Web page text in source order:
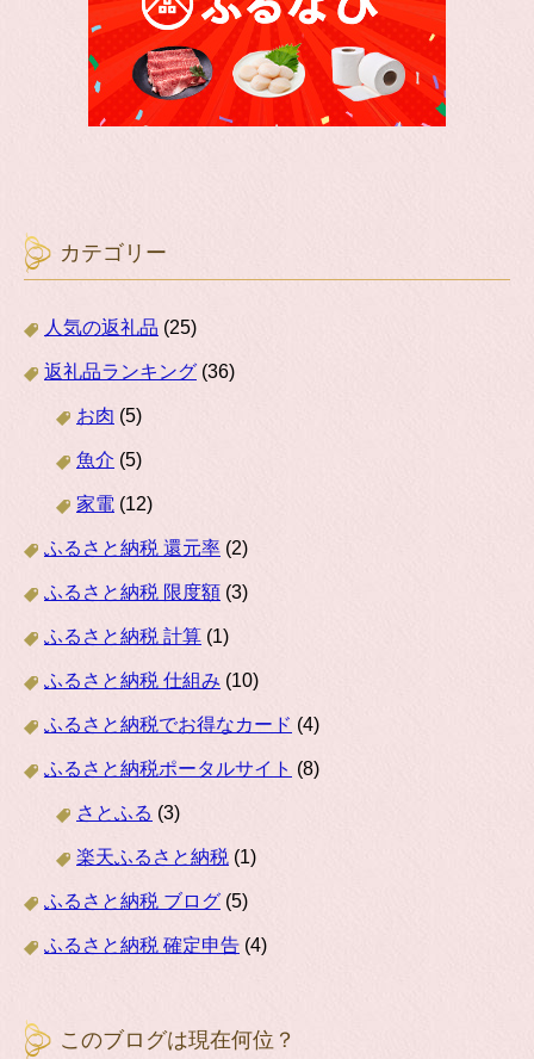
カテゴリー
人気の返礼品 (25)
返礼品ランキング (36)
お肉 (5)
魚介 (5)
家電 (12)
ふるさと納税 還元率 (2)
ふるさと納税 限度額 (3)
ふるさと納税 計算 (1)
ふるさと納税 仕組み (10)
ふるさと納税でお得なカード (4)
ふるさと納税ポータルサイト (8)
さとふる (3)
楽天ふるさと納税 (1)
ふるさと納税 ブログ (5)
ふるさと納税 確定申告 (4)
このブログは現在何位？